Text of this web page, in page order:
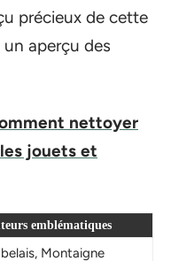
précieux de cette
un aperçu des
nettoyer
jouets et
emblématiques
Montaigne